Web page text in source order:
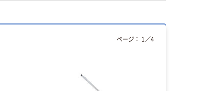
ページ： 1 ／4